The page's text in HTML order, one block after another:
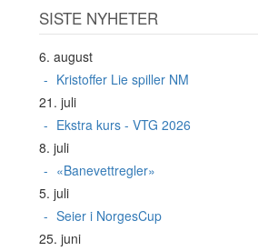
SISTE NYHETER
6. august
Kristoffer Lie spiller NM
21. juli
Ekstra kurs - VTG 2026
8. juli
«Banevettregler»
5. juli
Seier i NorgesCup
25. juni